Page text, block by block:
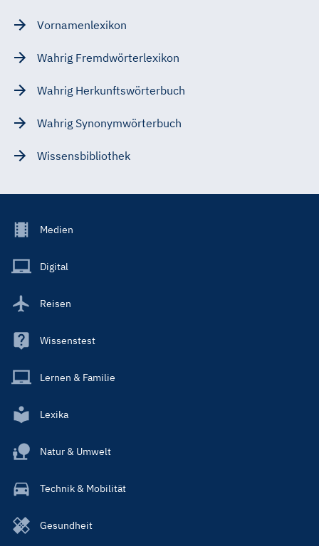
Vornamenlexikon
Wahrig Fremdwörterlexikon
Wahrig Herkunftswörterbuch
Wahrig Synonymwörterbuch
Wissensbibliothek
Footer
Main
Medien
Digital
Reisen
Wissenstest
Lernen & Familie
Lexika
Natur & Umwelt
Technik & Mobilität
Gesundheit